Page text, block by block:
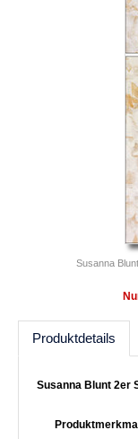
Susanna
Produktdetails
Susanna Blunt 2er